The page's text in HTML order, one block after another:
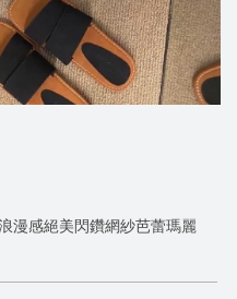
感絕美閃鑽網紗芭蕾瑪麗